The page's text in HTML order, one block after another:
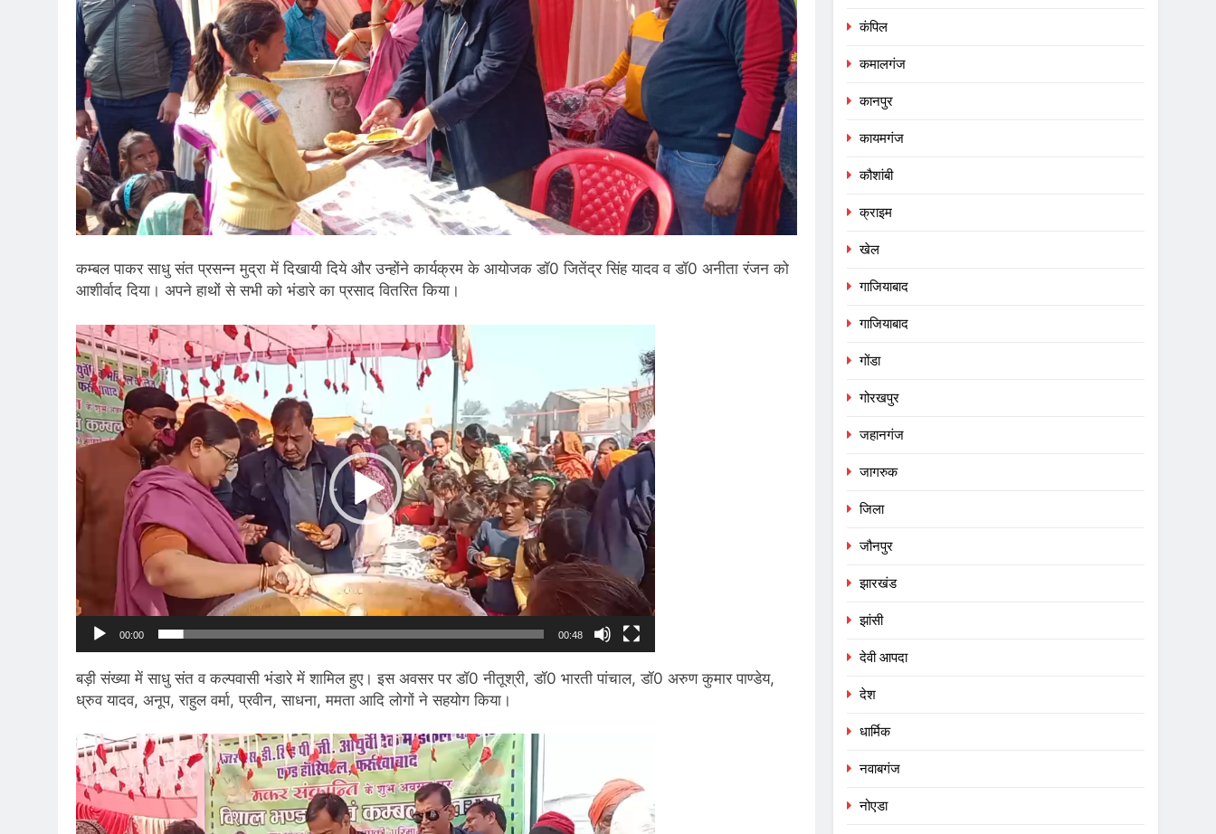
कम्बल पाकर साधु संत प्रसन्न मुद्रा में दिखायी दिये और उन्होंने कार्यक्रम के आयोजक डॉ0 जितेंद्र सिंह यादव व डॉ0 अनीता रंजन को
आशीर्वाद दिया। अपने हाथों से सभी को भंडारे का प्रसाद वितरित किया।
Video
Player
00:00 00:48
बड़ी संख्या में साधु संत व कल्पवासी भंडारे में शामिल हुए। इस अवसर पर डॉ0 नीतूश्री, डॉ0 भारती पांचाल, डॉ0 अरुण कुमार पाण्डेय,
ध्रुव यादव, अनूप, राहुल वर्मा, प्रवीन, साधना, ममता आदि लोगों ने सहयोग किया।
Video
Player
कंपिल
कमालगंज
कानपुर
कायमगंज
कौशांबी
क्राइम
खेल
गाजियाबाद
गाजियाबाद
गोंडा
गोरखपुर
जहानगंज
जागरुक
जिला
जौनपुर
झारखंड
झांसी
देवी आपदा
देश
धार्मिक
नवाबगंज
नोएडा